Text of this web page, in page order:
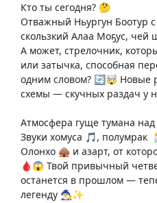
Кто ты сегодня? 🤔
Отважный Ньургун Боотур
скользкий Алаа Моҕус, чей
А может, стрелочник,
или затычка, способная
одним словом? 🔄🤯
схемы — скучных раздач у
Атмосфера гуще тумана
Звуки хомуса 🎵, полумрак
Олонхо 🛖 и азарт, от
🩸😱 Твой привычный
останется в прошлом —
легенду 🧙‍♂️✨